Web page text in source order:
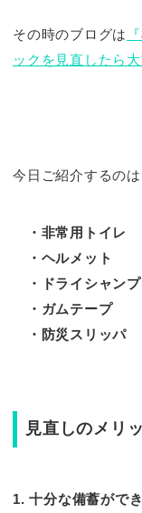
その時のブログは
ックを見直したら大
今日ご紹介するの
・非常用トイレ
・ヘルメット
・ドライシャン
・ガムテープ
・防災スリッパ
見直しのメリ
1. 十分な備蓄がで